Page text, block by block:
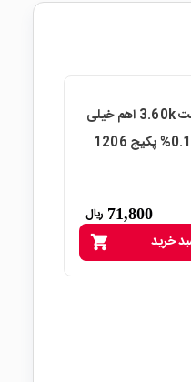
مقاومت 3.60k اهم خیلی
دقیق 0.1% پکیج 1206
71,800 ریال
shopping_cart خرید